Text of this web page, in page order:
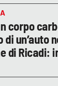
corpo
di un’auto
di Ricadi: